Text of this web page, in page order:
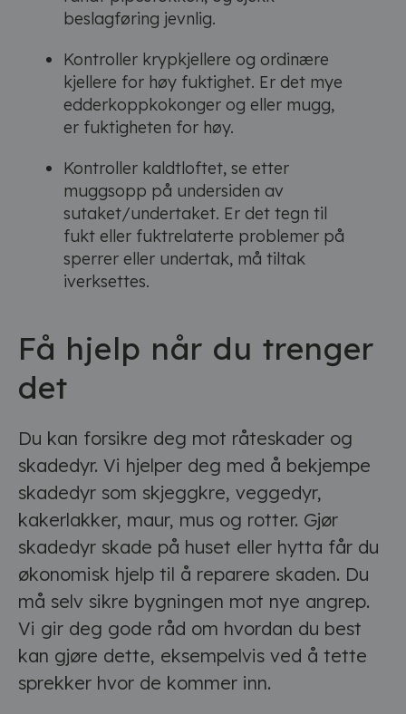
beslagføring jevnlig.
Kontroller krypkjellere og ordinære
kjellere for høy fuktighet. Er det mye
edderkoppkokonger og eller mugg,
er fuktigheten for høy.
Kontroller kaldtloftet, se etter
muggsopp på undersiden av
sutaket/undertaket. Er det tegn til
fukt eller fuktrelaterte problemer på
sperrer eller undertak, må tiltak
iverksettes.
Få hjelp når du trenger
det
Du kan forsikre deg mot råteskader og
skadedyr. Vi hjelper deg med å bekjempe
skadedyr som skjeggkre, veggedyr,
kakerlakker, maur, mus og rotter. Gjør
skadedyr skade på huset eller hytta får du
økonomisk hjelp til å reparere skaden. Du
må selv sikre bygningen mot nye angrep.
Vi gir deg gode råd om hvordan du best
kan gjøre dette, eksempelvis ved å tette
sprekker hvor de kommer inn.